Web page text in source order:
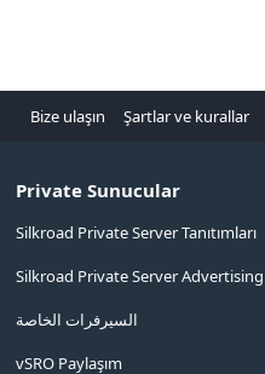
Bize ulaşın Şartlar ve kurallar
Private Sunucular
Silkroad Private Server Tanıtımları
Silkroad Private Server Advertising
السيرفرات الخاصة
vSRO Paylaşım